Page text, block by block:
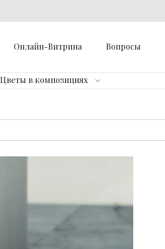
Онлайн-Витрина Вопросы
Цветы в композициях